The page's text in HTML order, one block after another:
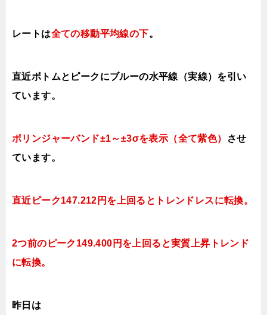
レートは全ての移動平均線の下。
直近ボトムとピークにブルーの水平線（実線）を引い
ています。
ボリンジャーバンド±1～±3σを表示（全て紫色）
させ
ています。
直近ピーク147.212円を上回るとトレンドレスに転換。
2つ前のピーク149.400円を上回ると実質上昇トレンド
に転換。
昨日は